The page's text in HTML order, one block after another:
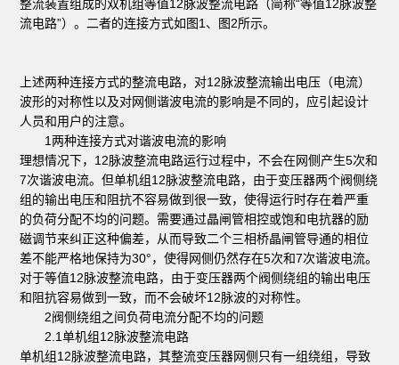
整流装置组成的双机组等值12脉波整流电路（简称“等值12脉波整
流电路”）。二者的连接方式如图1、图2所示。
上述两种连接方式的整流电路，对12脉波整流输出电压（电流）
波形的对称性以及对网侧谐波电流的影响是不同的，应引起设计
人员和用户的注意。
1两种连接方式对谐波电流的影响
理想情况下，12脉波整流电路运行过程中，不会在网侧产生5次和
7次谐波电流。但单机组12脉波整流电路，由于变压器两个阀侧绕
组的输出电压和阻抗不容易做到很一致，使得运行时存在着严重
的负荷分配不均的问题。需要通过晶闸管相控或饱和电抗器的励
磁调节来纠正这种偏差，从而导致二个三相桥晶闸管导通的相位
差不能严格地保持为30°，使得网侧仍然存在5次和7次谐波电流。
对于等值12脉波整流电路，由于变压器两个阀侧绕组的输出电压
和阻抗容易做到一致，而不会破坏12脉波的对称性。
2阀侧绕组之间负荷电流分配不均的问题
2.1单机组12脉波整流电路
单机组12脉波整流电路，其整流变压器网侧只有一组绕组，导致